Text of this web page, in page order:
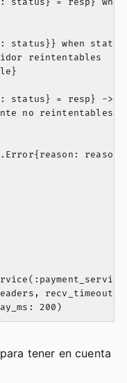
status}} when
reintentables
status} = resp} ->
no reintentables
recv_timeout:
tener en cuenta